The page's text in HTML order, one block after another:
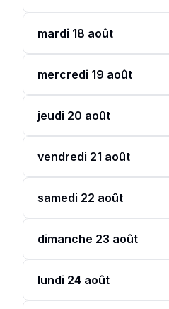
mardi 18 août
mercredi 19 août
jeudi 20 août
vendredi 21 août
samedi 22 août
dimanche 23 août
lundi 24 août